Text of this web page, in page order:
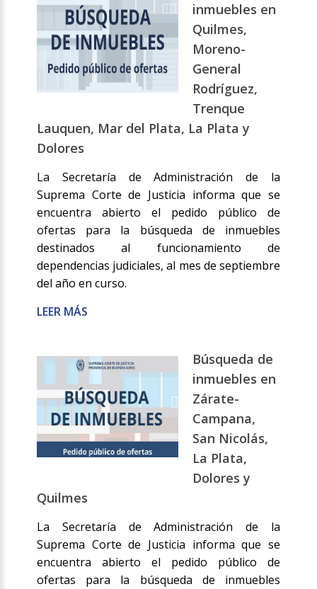
inmuebles en
Quilmes,
Moreno-
General
Rodríguez,
Trenque
Lauquen, Mar del Plata, La Plata y
Dolores
La Secretaría de Administración de la
Suprema Corte de Justicia informa que se
encuentra abierto el pedido público de
ofertas para la búsqueda de inmuebles
destinados al funcionamiento de
dependencias judiciales, al mes de septiembre
del año en curso.
LEER MÁS
Búsqueda de
inmuebles en
Zárate-
Campana,
San Nicolás,
La Plata,
Dolores y
Quilmes
La Secretaría de Administración de la
Suprema Corte de Justicia informa que se
encuentra abierto el pedido público de
ofertas para la búsqueda de inmuebles